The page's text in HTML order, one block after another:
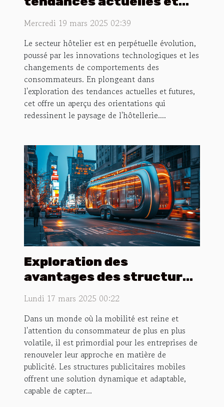
futures dans le secteur
Mercredi 19 mars 2025 02:39
Le secteur hôtelier est en perpétuelle évolution,
poussé par les innovations technologiques et les
changements de comportements des
consommateurs. En plongeant dans
l'exploration des tendances actuelles et futures,
cet offre un aperçu des orientations qui
redessinent le paysage de l'hôtellerie....
Exploration des
avantages des structures
les entreprises
Lundi 17 mars 2025 00:22
Dans un monde où la mobilité est reine et
l'attention du consommateur de plus en plus
volatile, il est primordial pour les entreprises de
renouveler leur approche en matière de
publicité. Les structures publicitaires mobiles
offrent une solution dynamique et adaptable,
capable de capter...